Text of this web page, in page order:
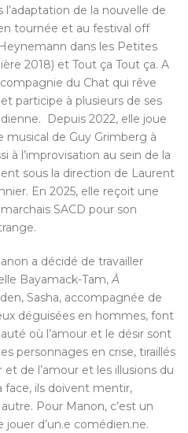
de la nouvelle de
tournée et au festival off
dans les Petites
2018) et Tout ça Tout ça. A
du Chat qui rêve
participe à plusieurs de ses
Depuis 2022, elle joue
musical de Guy Grimberg à
à l’improvisation au sein de la
sous la direction de Laurent
En 2025, elle reçoit une
SACD pour son
a décidé de travailler
Bayamack-Tam,À
Sasha, accompagnée de
déguisées en hommes, font
où l’amour et le désir sont
personnages en crise, tiraillés
de l’amour et les illusions du
face, ils doivent mentir,
Pour Manon, c’est un
jouer d’un.e comédien.ne.